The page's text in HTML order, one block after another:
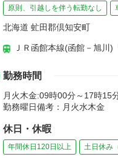
原則、引越しを伴う転勤なし
北海道 虻田郡倶知安町
ＪＲ函館本線(函館－旭川
勤務時間
月火木金:09時00分～17時15
勤務曜日備考：月火水木金
休日・休暇
年間休日120日以上 土日休み